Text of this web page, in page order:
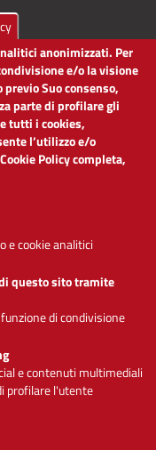
anonimizzati. Per
e/o la visione
Suo consenso,
parte di profilare gli
tutti i cookies,
l’utilizzo e/o
Policy completa,
e cookie analitici
questo sito tramite
di condivisione
e contenuti multimediali
profilare l'utente